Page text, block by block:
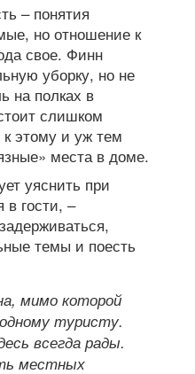
– понятия
но отношение к
свое. Финн
уборку, но не
на полках в
слишком
к этому и уж тем
места в доме.
уяснить при
в гости, –
темы и поесть
мимо которой
туристу.
всегда рады.
местных